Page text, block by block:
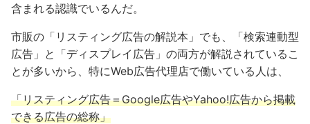
含まれる認識でいるんだ。
市販の「リスティング広告の解説本」でも、「検索連動型
広告」と「ディスプレイ広告」の両方が解説されているこ
とが多いから、特にWeb広告代理店で働いている人は、
「リスティング広告＝Google広告やYahoo!広告から掲載
できる広告の総称」